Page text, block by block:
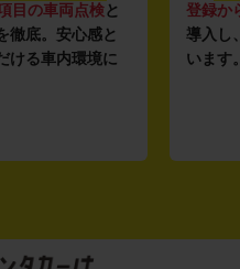
目の車両点検と
徹底。安心感と
ける車内環境に
登録か
導入し
います